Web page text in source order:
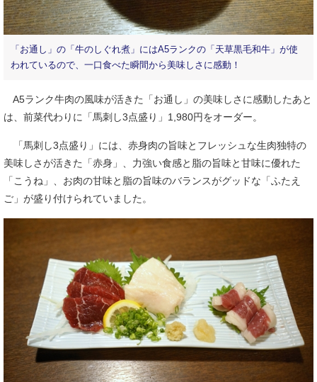
「お通し」の「牛のしぐれ煮」にはA5ランクの「天草黒毛和牛」が使
われているので、一口食べた瞬間から美味しさに感動！
A5ランク牛肉の風味が活きた「お通し」の美味しさに感動したあと
は、前菜代わりに「馬刺し3点盛り」1,980円をオーダー。
「馬刺し3点盛り」には、赤身肉の旨味とフレッシュな生肉独特の
美味しさが活きた「赤身」、力強い食感と脂の旨味と甘味に優れた
「こうね」、お肉の甘味と脂の旨味のバランスがグッドな「ふたえ
ご」が盛り付けられていました。